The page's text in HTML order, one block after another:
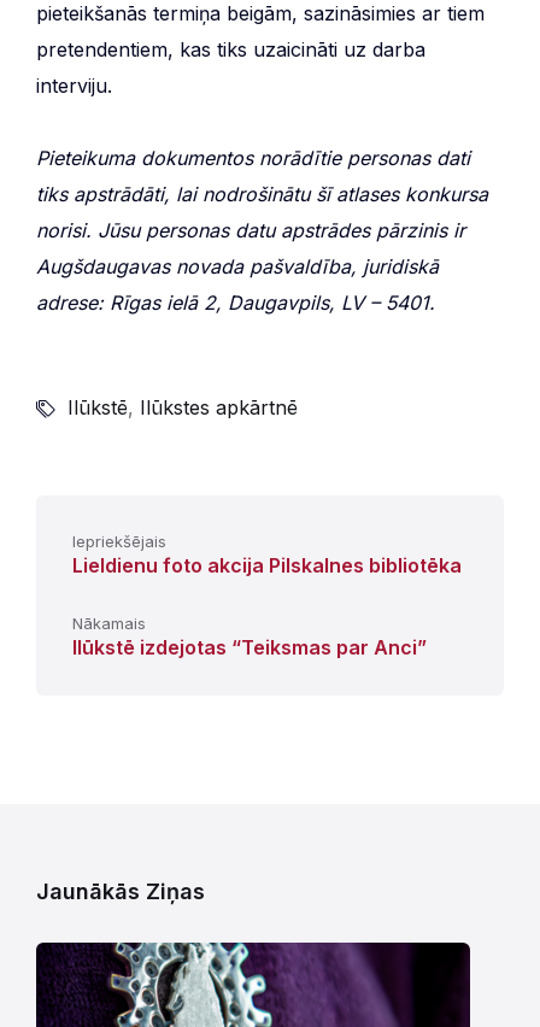
pieteikšanās termiņa beigām, sazināsimies ar tiem
pretendentiem, kas tiks uzaicināti uz darba
interviju.
Pieteikuma dokumentos norādītie personas dati
tiks apstrādāti, lai nodrošinātu šī atlases konkursa
norisi. Jūsu personas datu apstrādes pārzinis ir
Augšdaugavas novada pašvaldība, juridiskā
adrese: Rīgas ielā 2, Daugavpils, LV – 5401.
Ilūkstē, Ilūkstes apkārtnē
Iepriekšējais
Lieldienu foto akcija Pilskalnes bibliotēka
Nākamais
Ilūkstē izdejotas “Teiksmas par Anci”
Jaunākās Ziņas